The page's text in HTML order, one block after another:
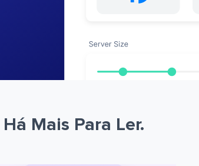
Há Mais Para Ler.